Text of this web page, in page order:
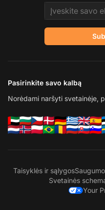
Email address
Pasirinkite savo kalbą
Norėdami naršyti svetainėje,
Taisyklės ir sąlygos
Svetainės
Your